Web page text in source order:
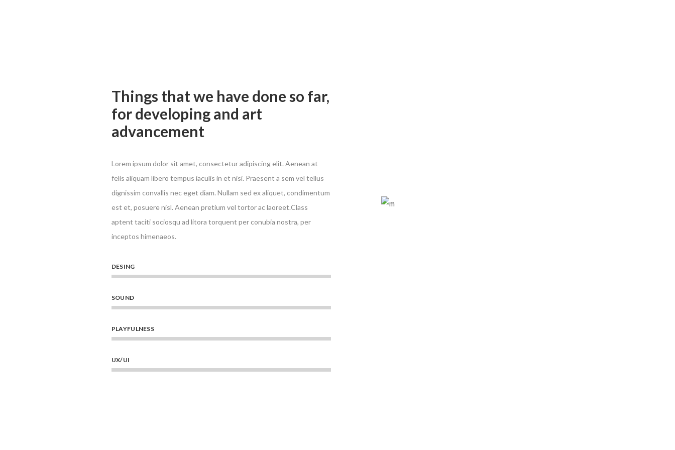
Things that we have done so far,
for developing and art
advancement
Lorem ipsum dolor sit amet, consectetur adipiscing elit. Aenean at
felis aliquam libero tempus iaculis in et nisi. Praesent a sem vel tellus
dignissim convallis nec eget diam. Nullam sed ex aliquet, condimentum
est et, posuere nisl. Aenean pretium vel tortor ac laoreet.Class
aptent taciti sociosqu ad litora torquent per conubia nostra, per
inceptos himenaeos.
DESING
SOUND
PLAYFULNESS
UX/UI